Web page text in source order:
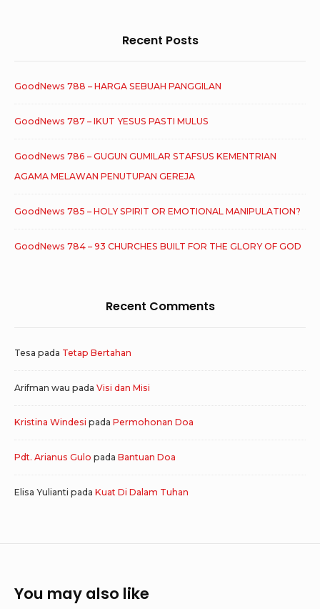
Recent Posts
GoodNews 788 – HARGA SEBUAH PANGGILAN
GoodNews 787 – IKUT YESUS PASTI MULUS
GoodNews 786 – GUGUN GUMILAR STAFSUS KEMENTRIAN
AGAMA MELAWAN PENUTUPAN GEREJA
GoodNews 785 – HOLY SPIRIT OR EMOTIONAL MANIPULATION?
GoodNews 784 – 93 CHURCHES BUILT FOR THE GLORY OF GOD
Recent Comments
Tesa pada Tetap Bertahan
Arifman wau pada Visi dan Misi
Kristina Windesi pada Permohonan Doa
Pdt. Arianus Gulo pada Bantuan Doa
Elisa Yulianti pada Kuat Di Dalam Tuhan
You may also like